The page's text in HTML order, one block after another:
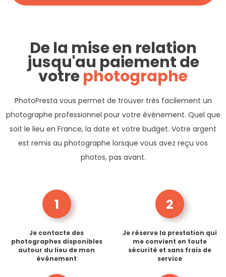
De la mise en relation
jusqu'au paiement de
votrephotographe
PhotoPresta vous permet de trouver très facilement un
photographe professionnel pour votre événement. Quel que
soit le lieu en France, la date et votre budget. Votre argent
est remis au photographe lorsque vous avez reçu vos
photos, pas avant.
1
Je contacte des
photographes disponibles
autour du lieu de mon
événement
2
Je réserve la prestation qui
me convient en toute
sécurité et sans frais de
service